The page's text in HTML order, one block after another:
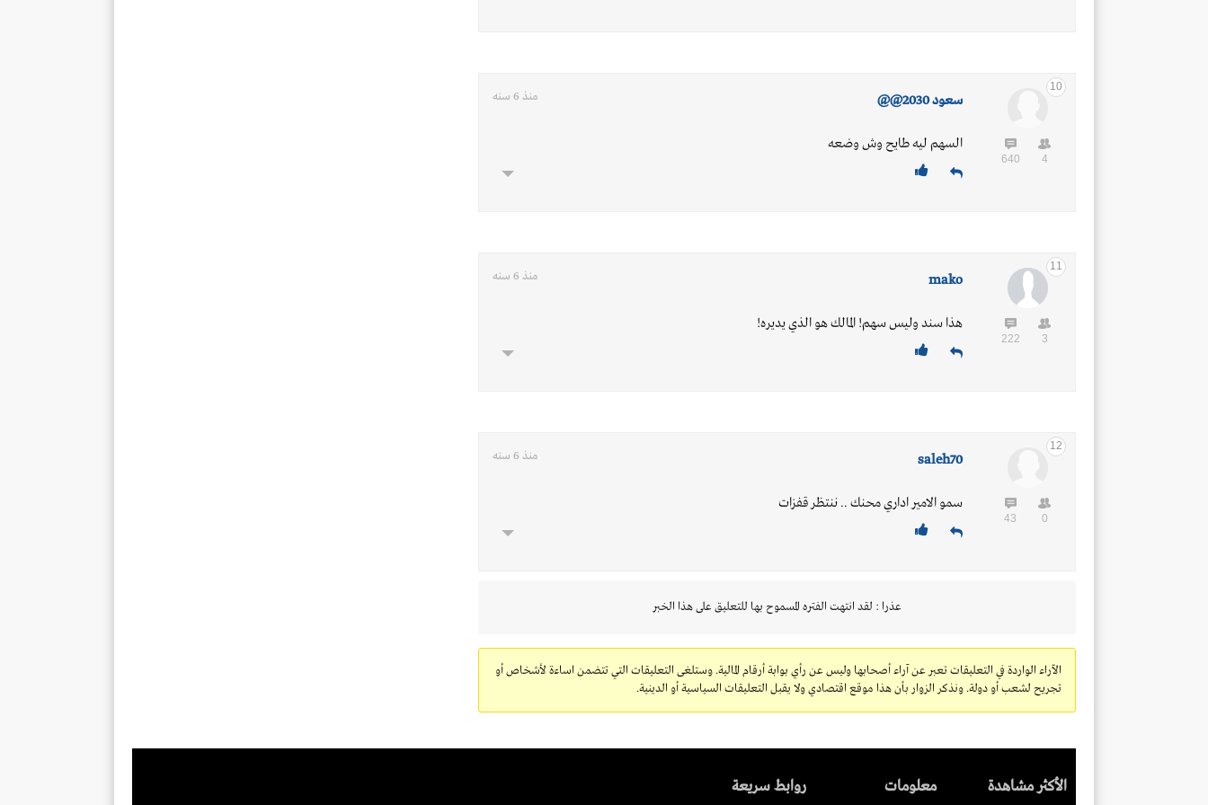
10
4
640
سعود 2030@@ منذ 6 سنه
السهم ليه طايح وش وضعه
11
3
222
mako منذ 6 سنه
هذا سند وليس سهم! المالك هو الذي يديره!
12
0
43
saleh70 منذ 6 سنه
سمو الامير اداري محنك .. ننتظر قفزات
عذرا : لقد انتهت الفتره المسموح بها للتعليق على هذا الخبر
الآراء الواردة في التعليقات تعبر عن آراء أصحابها وليس عن رأي بوابة أرقام المالية. وستلغى التعليقات التي تتضمن اساءة لأشخاص أو
تجريح لشعب أو دولة. ونذكر الزوار بأن هذا موقع اقتصادي ولا يقبل التعليقات السياسية أو الدينية.
الأكثر مشاهدة معلومات روابط سريعة